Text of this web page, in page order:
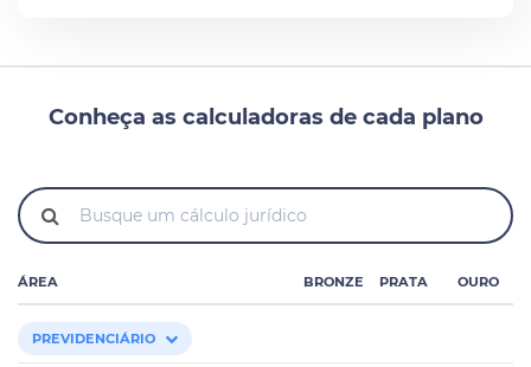
Conheça as calculadoras de cada plano
ÁREA BRONZE PRATA OURO
PREVIDENCIÁRIO